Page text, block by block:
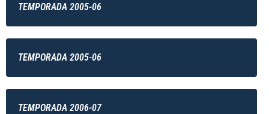
TEMPORADA 2005-06
TEMPORADA 2005-06
TEMPORADA 2006-07